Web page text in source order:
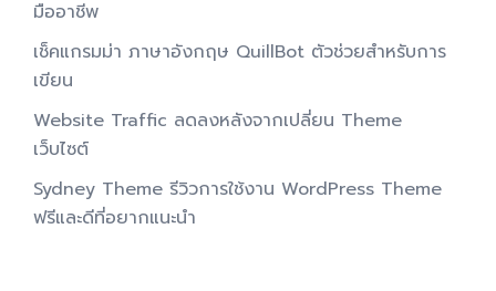
มืออาชีพ
เช็คแกรมม่า ภาษาอังกฤษ QuillBot ตัวช่วยสำหรับการ
เขียน
Website Traffic ลดลงหลังจากเปลี่ยน Theme
เว็บไซต์
Sydney Theme รีวิวการใช้งาน WordPress Theme
ฟรีและดีที่อยากแนะนำ